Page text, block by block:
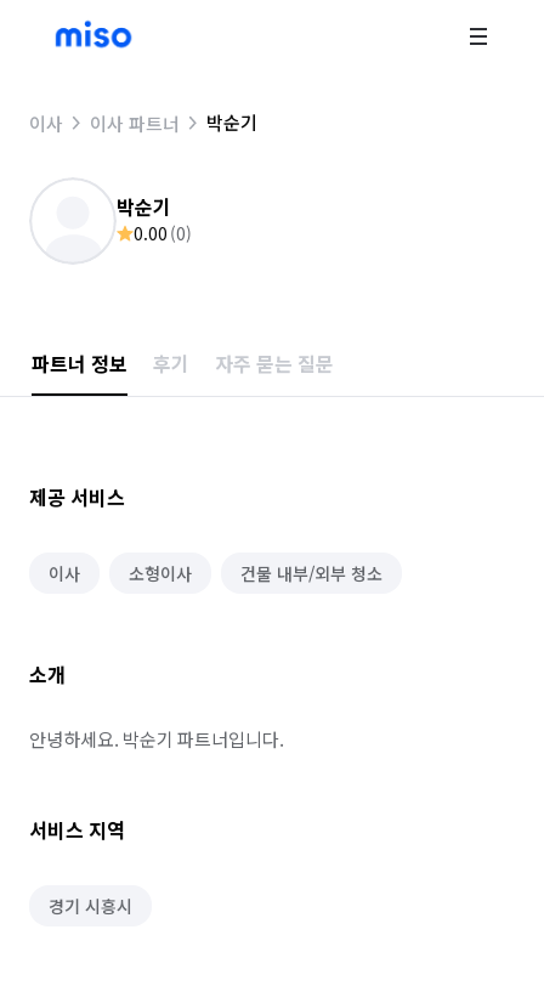
이사 이사 파트너 박순기
박순기
0.00 (0)
파트너 정보 후기 자주 묻는 질문
제공 서비스
이사 소형이사 건물 내부/외부 청소
소개
안녕하세요. 박순기 파트너입니다.
서비스 지역
경기 시흥시